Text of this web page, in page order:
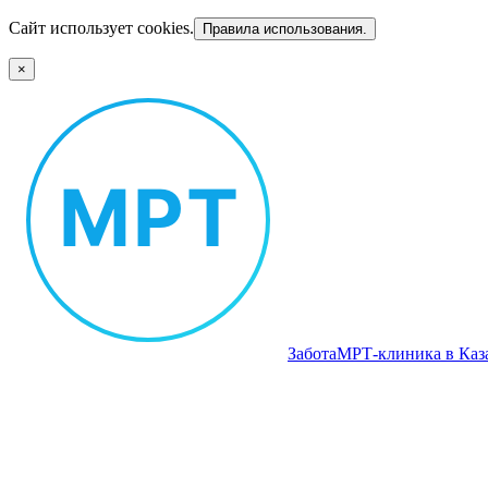
Сайт использует cookies. Правила использования.
×
ЗаботаМРТ‑клиника в